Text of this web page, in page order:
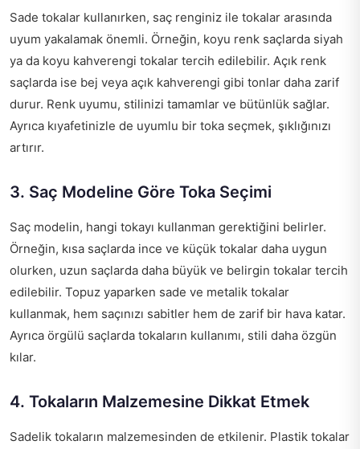
Sade tokalar kullanırken, saç renginiz ile tokalar arasında
uyum yakalamak önemli. Örneğin, koyu renk saçlarda siyah
ya da koyu kahverengi tokalar tercih edilebilir. Açık renk
saçlarda ise bej veya açık kahverengi gibi tonlar daha zarif
durur. Renk uyumu, stilinizi tamamlar ve bütünlük sağlar.
Ayrıca kıyafetinizle de uyumlu bir toka seçmek, şıklığınızı
artırır.
3. Saç Modeline Göre Toka Seçimi
Saç modelin, hangi tokayı kullanman gerektiğini belirler.
Örneğin, kısa saçlarda ince ve küçük tokalar daha uygun
olurken, uzun saçlarda daha büyük ve belirgin tokalar tercih
edilebilir. Topuz yaparken sade ve metalik tokalar
kullanmak, hem saçınızı sabitler hem de zarif bir hava katar.
Ayrıca örgülü saçlarda tokaların kullanımı, stili daha özgün
kılar.
4. Tokaların Malzemesine Dikkat Etmek
Sadelik tokaların malzemesinden de etkilenir. Plastik tokalar